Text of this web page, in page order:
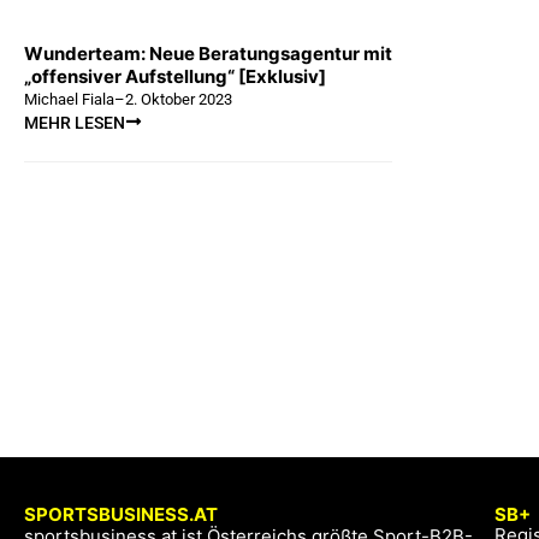
Wunderteam: Neue Beratungsagentur mit
„offensiver Aufstellung“ [Exklusiv]
Michael Fiala–2. Oktober 2023
MEHR LESEN
SPORTSBUSINESS.AT
SB+